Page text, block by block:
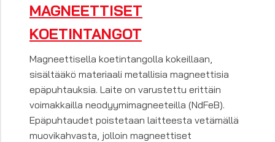
MAGNEETTISET
KOETINTANGOT
Magneettisella koetintangolla kokeillaan,
sisältääkö materiaali metallisia magneettisia
epäpuhtauksia. Laite on varustettu erittäin
voimakkailla neodyymimagneeteilla (NdFeB).
Epäpuhtaudet poistetaan laitteesta vetämällä
muovikahvasta, jolloin magneettiset